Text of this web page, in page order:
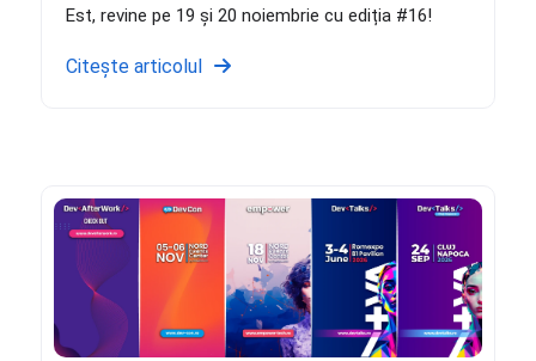
Est, revine pe 19 și 20 noiembrie cu ediția #16!
Citește articolul